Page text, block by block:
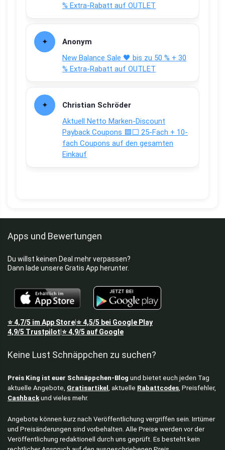
% Extra-Rabatt auf OUTLET
Anonym
New Balance Sale 🖤 bis zu 50 % + 30
% Extra-Rabatt auf OUTLET
Christian Schröder
Aktuell Netto Marken-Discount
Payback Coupons 🟦⬜ 25-Fach + 10-
fach Coupons auf den gesamten
Einkauf
Apps und Bewertungen
Du willst keinen Deal mehr verpassen?
Dann lade unsere Gratis App herunter.
⭐4,7/5 im App Store⭐4,5/5 bei Google Play
4,9/5 Trustpilot ⭐4,9/5 auf Google
Keine Lust Schnäppchen zu suchen?
Preis King ist euer Schnäppchen-Blog und bietet euch jeden Tag
aktuelle Angebote, Gratisartikel , aktuelle Rabattcodes , Preisfehler,
Cashback und vieles mehr.
Angebote können kurz nach Veröffentlichung vergriffen sein. Irrtümer
und Preisänderungen sind vorbehalten. Alle Preise werden vor der
Veröffentlichung redaktionell durch uns geprüft. Es besteht kein